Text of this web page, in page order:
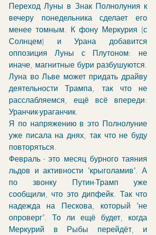
Переход Луны в Знак Полнолуния к
вечеру понедельника сделает его
менее томным. К фону Меркурия (с
Солнцем) и Урана добавится
оппозиция Луны с Плутоном: не
иначе, магнитные бури разбушуются.
Луна во Льве может придать драйву
деятельности Трампа, так что не
расслабляемся, ещё всё впереди:
Уранчик-ураганчик.
Я по напряжению в это Полнолуние
уже писала на днях, так что не буду
повторяться.
Февраль - это месяц бурного таяния
льдов и активности "крыголамив". А
по звонку Путин-Трамп уже
сообщили, что это дипфейк. Так что
надежда на Пескова, который "не
опроверг". То ли ещё будет, когда
Меркурий в Рыбы перейдёт, и